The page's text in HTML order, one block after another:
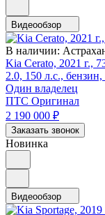
Видеообзор
В наличии:
Kia Cerato, 2021 г.,
2.0, 150 л.с.,
Один владелец
ПТС Оригинал
2 190 000 ₽
Заказать звонок
Новинка
Видеообзор